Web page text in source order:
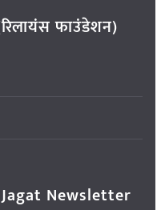
फाउंडेशन)
Newsletter